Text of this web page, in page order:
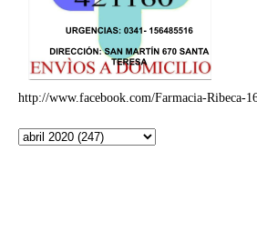
http://www.facebook.com/Farmacia-Ribeca-